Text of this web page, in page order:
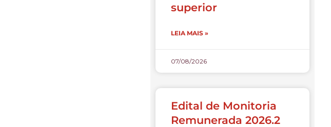
superior
LEIA MAIS »
07/08/2026
Edital de Monitoria
Remunerada 2026.2